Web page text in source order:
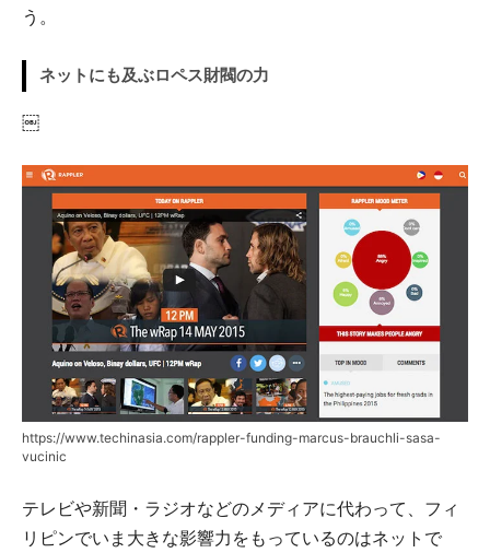
う。
ネットにも及ぶロペス財閥の力
￼
https://www.techinasia.com/rappler-funding-marcus-brauchli-sasa-
vucinic
テレビや新聞・ラジオなどのメディアに代わって、フィ
リピンでいま大きな影響力をもっているのはネットで